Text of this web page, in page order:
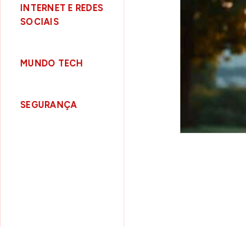
INTERNET E REDES
SOCIAIS
MUNDO TECH
SEGURANÇA